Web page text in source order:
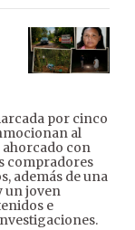
por cinco
al
ahorcado con
compradores
además de una
un joven
e